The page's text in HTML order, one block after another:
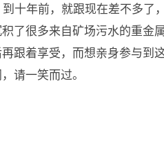
十年前，就跟现在差不多
了很多来自矿场污水的重
跟着享受，而想亲身参与
请一笑而过。